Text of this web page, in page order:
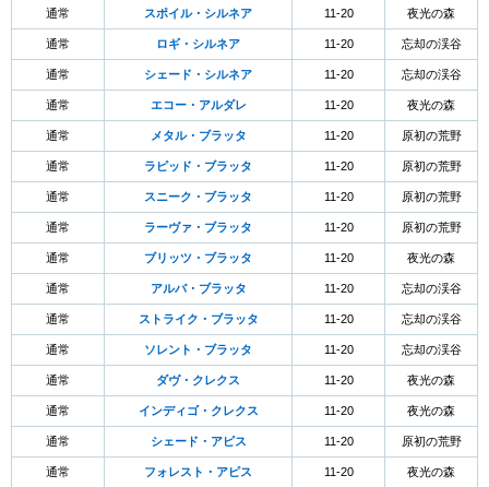
通常 スポイル・シルネア 11-20 夜光の森
通常 ロギ・シルネア 11-20 忘却の渓谷
通常 シェード・シルネア 11-20 忘却の渓谷
通常 エコー・アルダレ 11-20 夜光の森
通常 メタル・ブラッタ 11-20 原初の荒野
通常 ラピッド・ブラッタ 11-20 原初の荒野
通常 スニーク・ブラッタ 11-20 原初の荒野
通常 ラーヴァ・ブラッタ 11-20 原初の荒野
通常 ブリッツ・ブラッタ 11-20 夜光の森
通常 アルバ・ブラッタ 11-20 忘却の渓谷
通常 ストライク・ブラッタ 11-20 忘却の渓谷
通常 ソレント・ブラッタ 11-20 忘却の渓谷
通常 ダヴ・クレクス 11-20 夜光の森
通常 インディゴ・クレクス 11-20 夜光の森
通常 シェード・アピス 11-20 原初の荒野
通常 フォレスト・アピス 11-20 夜光の森